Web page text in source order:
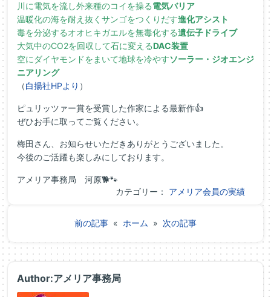
川に電気を流し外来種のコイを操る電気バリア
温暖化の海を耐え抜くサンゴをつくりだす進化アシスト
毒を分泌するオオヒキガエルを無毒化する遺伝子ドライブ
大気中のCO2を回収して石に変えるDAC装置
空にダイヤモンドをまいて地球を冷やすソーラー・ジオエンジ
ニアリング
（白揚社HPより ）
ピュリッツァー賞を受賞した作家による最新作👍
ぜひお手に取ってご覧ください。
梅田さん、お知らせいただきありがとうございました。
今後のご活躍も楽しみにしております。
アメリア事務局 河原🐕🐾
カテゴリー： アメリア会員の実績
前の記事 « ホーム » 次の記事
Author:アメリア事務局